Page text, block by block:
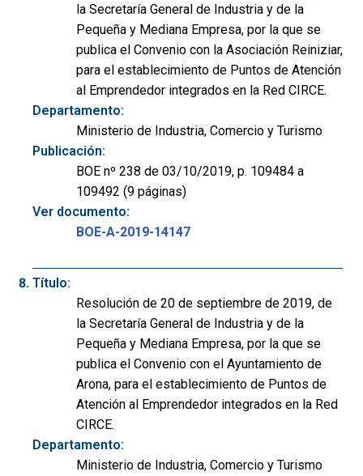
la Secretaría General de Industria y de la
Pequeña y Mediana Empresa, por la que se
publica el Convenio con la Asociación Reiniziar,
para el establecimiento de Puntos de Atención
al Emprendedor integrados en la Red CIRCE.
Departamento:
Ministerio de Industria, Comercio y Turismo
Publicación:
BOE nº 238 de 03/10/2019, p. 109484 a
109492 (9 páginas)
Ver documento:
BOE-A-2019-14147
Título:
Resolución de 20 de septiembre de 2019, de
la Secretaría General de Industria y de la
Pequeña y Mediana Empresa, por la que se
publica el Convenio con el Ayuntamiento de
Arona, para el establecimiento de Puntos de
Atención al Emprendedor integrados en la Red
CIRCE.
Departamento:
Ministerio de Industria, Comercio y Turismo